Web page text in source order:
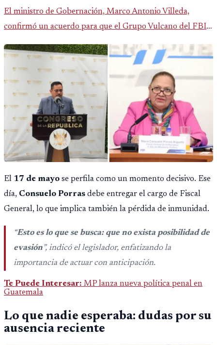
El ministro de Gobernación, Marco Antonio Villeda,
confirmó un acuerdo para que el Grupo Vulcano del FBI
fallido con la administración anterior del Ministerio
Público.
El 17 de mayo se perfila como un momento decisivo. Ese
día, Consuelo Porras debe entregar el cargo de Fiscal
General, lo que implica también la pérdida de inmunidad.
“Esto es lo que se busca: que no exista posibilidad de
evasión”, indicó el legislador, enfatizando la
importancia de actuar con anticipación.
Te Puede Interesar: MP lanza nueva política penal en
Guatemala
Lo que nadie esperaba: dudas por su
ausencia reciente